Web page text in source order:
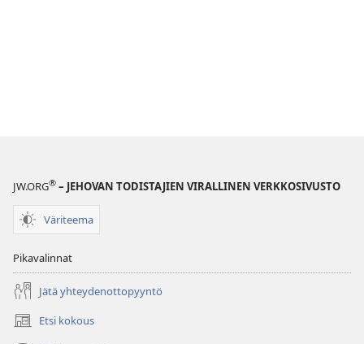
JW.ORG® – JEHOVAN TODISTAJIEN VIRALLINEN VERKKOSIVUSTO
Väriteema
Pikavalinnat
Jätä yhteydenottopyyntö
Etsi kokous
(avaa